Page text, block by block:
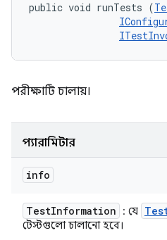
public void runTests (
পরীক্ষাটি চালায়।
প্যারামিটার
info
TestInformation : যে
টেস্টগুলো চালানো হবে।